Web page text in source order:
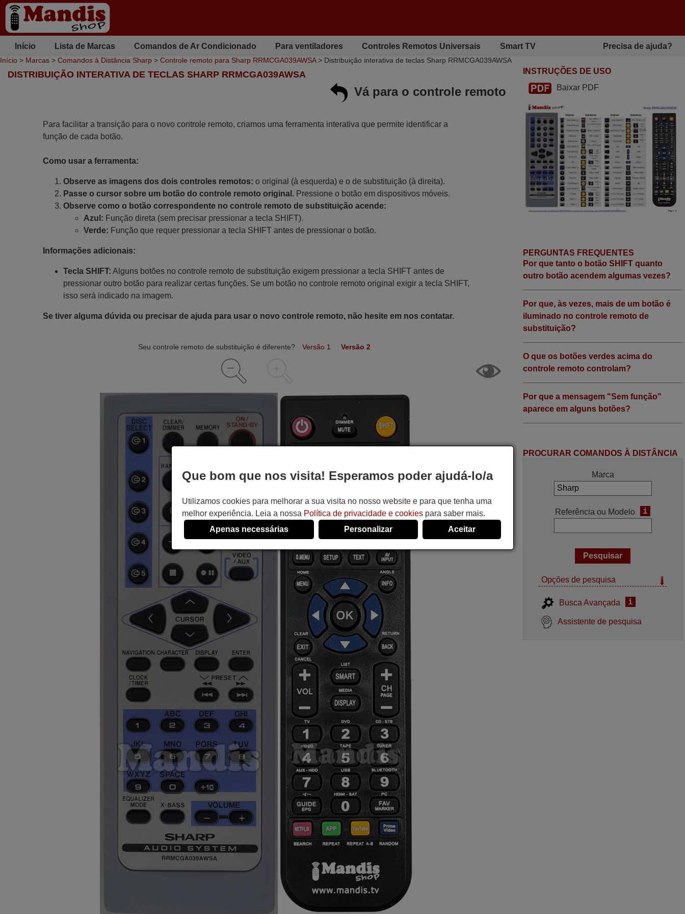
Início Lista de Marcas Comandos de Ar Condicionado Para ventiladores Controles Remotos Universais Smart TV Precisa de ajuda?
Início > Marcas > Comandos à Distância Sharp > Controle remoto para Sharp RRMCGA039AWSA> Distribuição interativa de teclas Sharp RRMCGA039AWSA
DISTRIBUIÇÃO INTERATIVA DE TECLAS SHARP RRMCGA039AWSA
Vá para o controle remoto
Para facilitar a transição para o novo controle remoto, criamos uma ferramenta interativa que permite identificar a
função de cada botão.
Como usar a ferramenta:
Observe as imagens dos dois controles remotos: o original (à esquerda) e o de substituição (à direita).
Passe o cursor sobre um botão do controle remoto original.Pressione o botão em dispositivos móveis.
Observe como o botão correspondente no controle remoto de substituição acende:
Azul: Função direta (sem precisar pressionar a tecla SHIFT).
Verde: Função que requer pressionar a tecla SHIFT antes de pressionar o botão.
Informações adicionais:
Tecla SHIFT: Alguns botões no controle remoto de substituição exigem pressionar a tecla SHIFT antes de
pressionar outro botão para realizar certas funções. Se um botão no controle remoto original exigir a tecla SHIFT,
isso será indicado na imagem.
Se tiver alguma dúvida ou precisar de ajuda para usar o novo controle remoto, não hesite em nos contatar.
Seu controle remoto de substituição é diferente? Versão 1 Versão 2
INSTRUÇÕES DE USO
Baixar PDF
PERGUNTAS FREQUENTES
Por que tanto o botão SHIFT quanto
outro botão acendem algumas vezes?
Por que, às vezes, mais de um botão é
iluminado no controle remoto de
substituição?
O que os botões verdes acima do
controle remoto controlam?
Por que a mensagem "Sem função"
aparece em alguns botões?
PROCURAR COMANDOS À DISTÂNCIA
Marca
Referência ou Modelo i
Opções de pesquisa
Busca Avançada i
Assistente de pesquisa
Que bom que nos visita! Esperamos poder ajudá-lo/a
Utilizamos cookies para melhorar a sua visita no nosso website e para que tenha uma
melhor experiência. Leia a nossa Política de privacidade e cookies para saber mais.
Apenas necessárias
Personalizar Aceitar